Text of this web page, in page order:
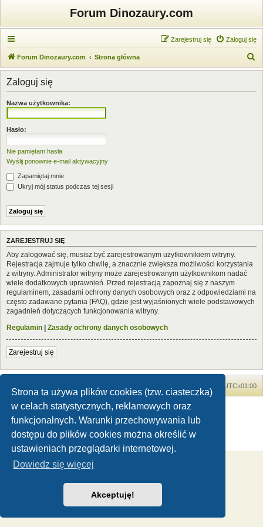
Strona ta używa plików cookies (tzw. ciasteczka)
w celach statystycznych, reklamowych oraz
funkcjonalnych. Warunki przechowywania lub
dostępu do plików cookies można określić w
ustawieniach przeglądarki internetowej.
Dowiedz się więcej
Akceptuję!
Forum Dinozaury.com
Zaloguj się
Zarejestruj się
Forum Dinozaury.com Strona główna
z
Zaloguj się
Nazwa użytkownika:
Hasło:
Nie pamiętam hasła
Wyślij ponownie e-mail aktywacyjny
Zapamiętaj mnie
Ukryj mój status podczas tej sesji
ZAREJESTRUJ SIĘ
Aby zalogować się, musisz być zarejestrowanym użytkownikiem witryny.
Rejestracja zajmuje tylko chwilę, a znacznie zwiększa możliwości korzystania
z witryny. Administrator witryny może zarejestrowanym użytkownikom nadać
wiele dodatkowych uprawnień. Przed rejestracją zapoznaj się z naszym
regulaminem, zasadami ochrony danych osobowych oraz z odpowiedziami na
często zadawane pytania (FAQ), gdzie jest wyjaśnionych wiele podstawowych
zagadnień dotyczących funkcjonowania witryny.
Regulamin | Zasady ochrony danych osobowych
Zarejestruj się
UTC+01:00
Dinozaury.com© 2006-2020
Technologię dostarczaphpBB® Forum Software © phpBB Limited
Zasady ochrony danych osobowych|Regulamin